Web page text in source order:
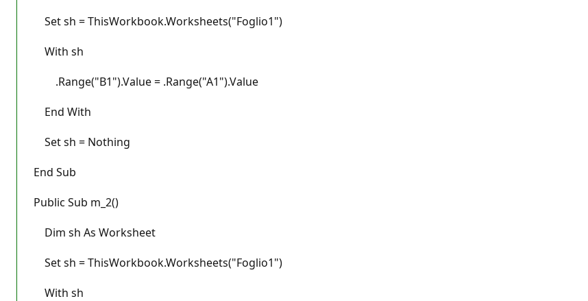
Set sh = ThisWorkbook.Worksheets("Foglio1")
With sh
.Range("B1").Value = .Range("A1").Value
End With
Set sh = Nothing
End Sub
Public Sub m_2()
Dim sh As Worksheet
Set sh = ThisWorkbook.Worksheets("Foglio1")
With sh